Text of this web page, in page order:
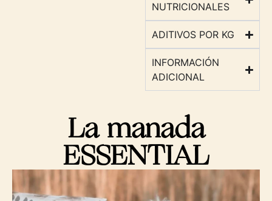
NUTRICIONALES
ADITIVOS POR KG
INFORMACIÓN
ADICIONAL
La manada
ESSENTIAL